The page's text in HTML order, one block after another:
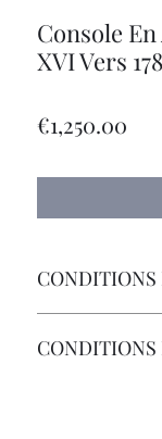
Console
XVI Vers
€1,250.00
CONDITIONS